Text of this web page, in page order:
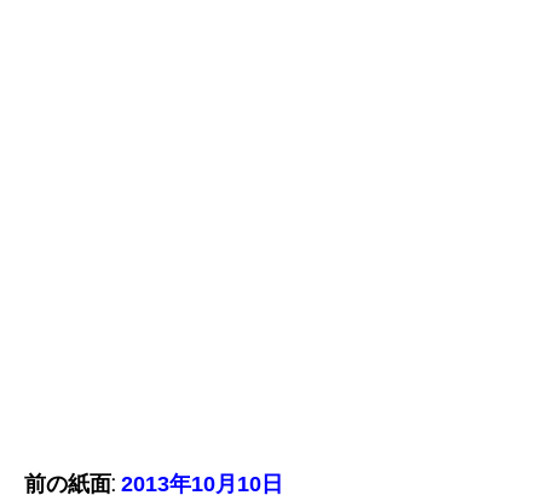
前の紙面: 2013年10月10日